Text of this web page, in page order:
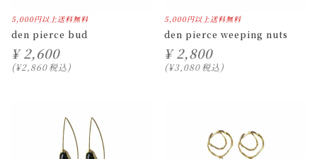
5,000円以上送料無料
den pierce bud
¥ 2,600
¥2,860税込
5,000円以上送料無料
den pierce weeping nuts
¥ 2,800
¥3,080税込